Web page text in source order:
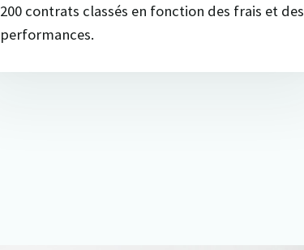
200 contrats classés en fonction des frais et des
performances.